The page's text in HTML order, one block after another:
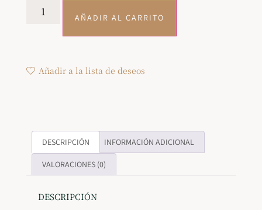
AÑADIR AL CARRITO
Añadir a la lista de deseos
DESCRIPCIÓN INFORMACIÓN ADICIONAL
VALORACIONES (0)
DESCRIPCIÓN